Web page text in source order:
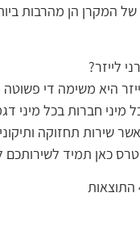
לייזר?
היא משימה די
מיני חברות בכל מיני
שירות תחזוקה
כאן תמיד לשירותכם